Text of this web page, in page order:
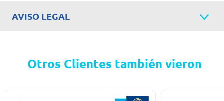
AVISO LEGAL
Otros Clientes también vieron